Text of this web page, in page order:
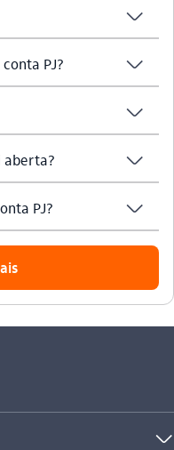
seta_baixo
PJ? seta_baixo
seta_baixo
aberta? seta_baixo
PJ? seta_baixo
seta_baixo